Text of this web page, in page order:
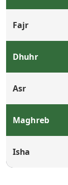
Fajr
Dhuhr
Asr
Maghreb
Isha